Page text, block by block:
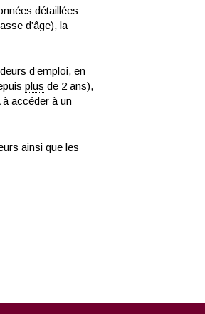
détaillées
d’âge), la
d’emploi, en
plus de 2 ans),
à accéder à un
ainsi que les